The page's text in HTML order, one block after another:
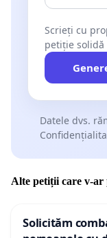
Scrieți cu
petiție
Datele dvs.
Alte petiții care v-ar
Solicităm